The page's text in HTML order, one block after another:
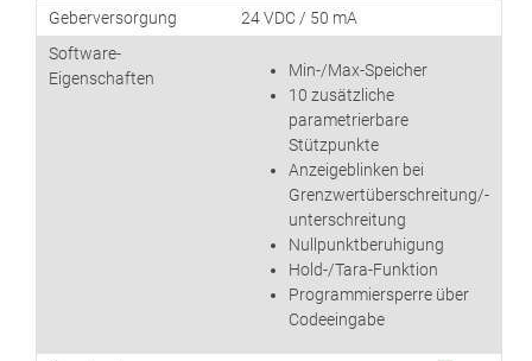
Geberversorgung
24 VDC / 50 mA
Software-
Eigenschaften
Min-/Max-Speicher
10 zusätzliche
parametrierbare
Stützpunkte
Anzeigeblinken bei
Grenzwertüberschreitung/-
unterschreitung
Nullpunktberuhigung
Hold-/Tara-Funktion
Programmiersperre über
Codeeingabe